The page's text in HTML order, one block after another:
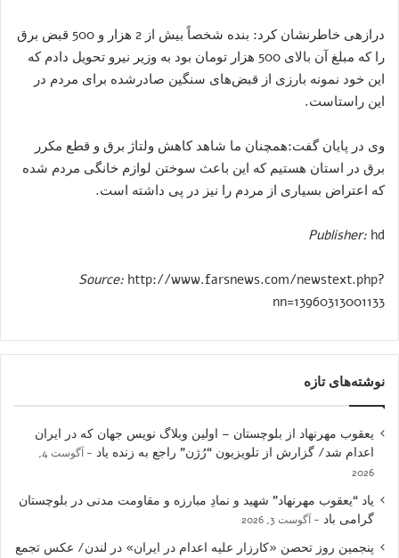
درازهی خاطرنشان کرد: بنده شخصاً بیش از 2 هزار و 500 قبض برق
را که مبلغ آن بالای 500 هزار تومان بود به وزیر نیرو تحویل دادم که
این خود نمونه بارزی از قبض‌های سنگین صادرشده برای مردم در
این راستاست.
وی در پایان گفت:‌همچنان ما شاهد کاهش ولتاژ برق و قطع مکرر
برق در استان هستیم که این باعث سوختن لوازم خانگی مردم شده
که اعتراض بسیاری از مردم را نیز در پی داشته است.
Publisher: hd
Source: http://www.farsnews.com/newstext.php?
nn=13960313001133
نوشته‌های تازه
یعقوب مهرنهاد از بلوچستان – اولین وبلاگ نویس جهان که در ایران
اعدام شد/ گزارش از تلویزیون “رُژن” راجع به زنده یاد
آگوست 4,
2026
یاد “یعقوب مهرنهاد” شهید و نمادِ مبارزه و مقاومت مدنی در بلوچستان
گرامی باد
آگوست 3, 2026
پنجمین روز تحصن «کارزار علیه اعدام در ایران» در لندن/ عکس تجمع